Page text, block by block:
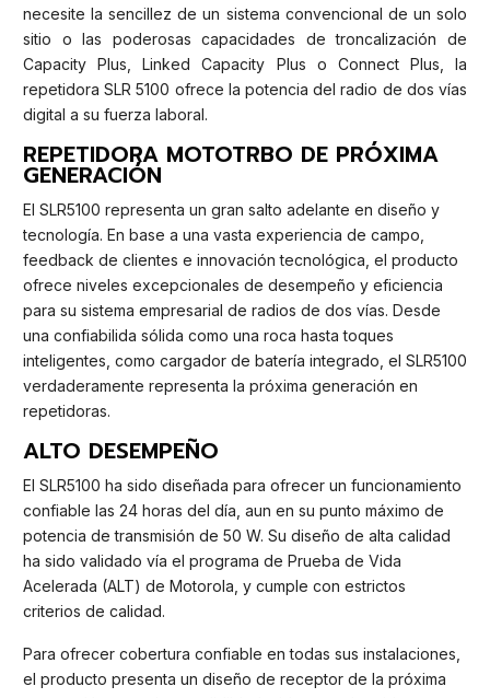
necesite la sencillez de un sistema convencional de un solo
sitio o las poderosas capacidades de troncalización de
Capacity Plus, Linked Capacity Plus o Connect Plus, la
repetidora SLR 5100 ofrece la potencia del radio de dos vías
digital a su fuerza laboral.
REPETIDORA MOTOTRBO DE PRÓXIMA
GENERACIÓN
El SLR5100 representa un gran salto adelante en diseño y
tecnología. En base a una vasta experiencia de campo,
feedback de clientes e innovación tecnológica, el producto
ofrece niveles excepcionales de desempeño y eficiencia
para su sistema empresarial de radios de dos vías. Desde
una confiabilida sólida como una roca hasta toques
inteligentes, como cargador de batería integrado, el SLR5100
verdaderamente representa la próxima generación en
repetidoras.
ALTO DESEMPEÑO
El SLR5100 ha sido diseñada para ofrecer un funcionamiento
confiable las 24 horas del día, aun en su punto máximo de
potencia de transmisión de 50 W. Su diseño de alta calidad
ha sido validado vía el programa de Prueba de Vida
Acelerada (ALT) de Motorola, y cumple con estrictos
criterios de calidad.
Para ofrecer cobertura confiable en todas sus instalaciones,
el producto presenta un diseño de receptor de la próxima